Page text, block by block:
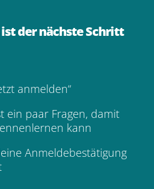
ist der nächste Schritt
anmelden“
ein paar Fragen, damit
kann
Anmeldebestätigung